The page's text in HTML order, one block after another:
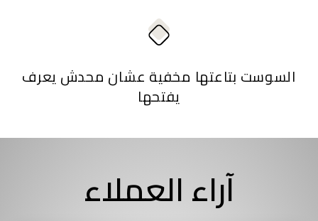
السوست بتاعتها مخفية عشان محدش يعرف
يفتحها
آراء العملاء